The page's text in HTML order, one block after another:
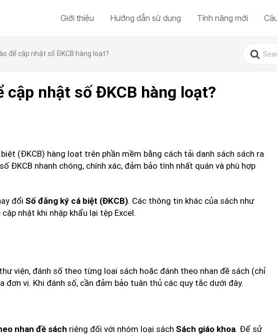
Giới thiệu Hướng dẫn sử dụng Tính năng mới
để cập nhật số ĐKCB hàng loạt?
Search
for:
cập nhật số ĐKCB hàng loạt?
(ĐKCB) hàng loạt trên phần mềm bằng cách tải danh sách sách ra
ĐKCB nhanh chóng, chính xác, đảm bảo tính nhất quán và phù hợp
đổi Số đăng ký cá biệt (ĐKCB). Các thông tin khác của sách như
nhật khi nhập khẩu lại tệp Excel.
viện, đánh số theo từng loại sách hoặc đánh theo nhan đề sách (chỉ
vị. Khi đánh số, cần đảm bảo tuân thủ các quy tắc dưới đây.
nhan đề sách riêng đối với nhóm loại sách Sách giáo khoa. Để sử